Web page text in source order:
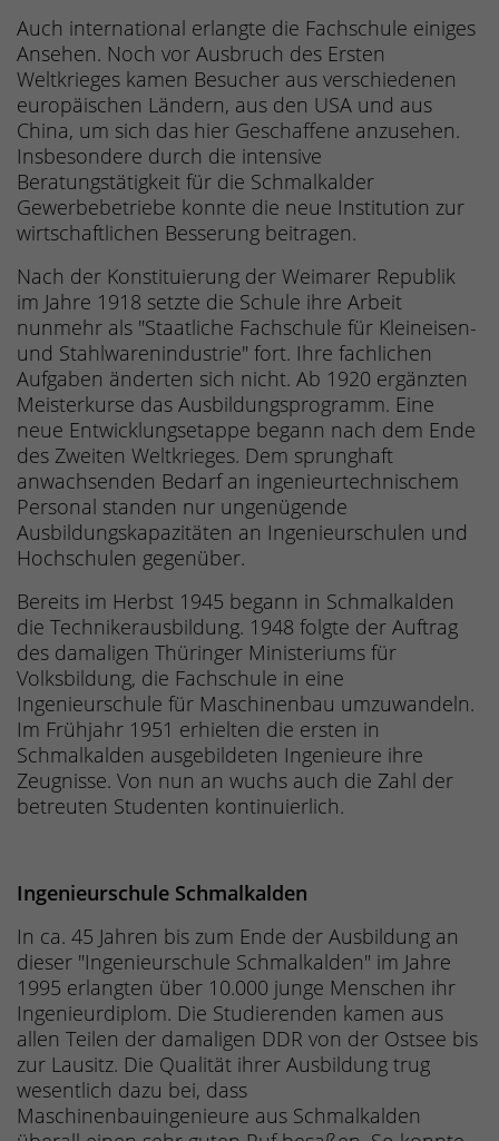
Auch international erlangte die Fachschule einiges
Ansehen. Noch vor Ausbruch des Ersten
Weltkrieges kamen Besucher aus verschiedenen
europäischen Ländern, aus den USA und aus
China, um sich das hier Geschaffene anzusehen.
Insbesondere durch die intensive
Beratungstätigkeit für die Schmalkalder
Gewerbebetriebe konnte die neue Institution zur
wirtschaftlichen Besserung beitragen.
Nach der Konstituierung der Weimarer Republik
im Jahre 1918 setzte die Schule ihre Arbeit
nunmehr als "Staatliche Fachschule für Kleineisen-
und Stahlwarenindustrie" fort. Ihre fachlichen
Aufgaben änderten sich nicht. Ab 1920 ergänzten
Meisterkurse das Ausbildungsprogramm. Eine
neue Entwicklungsetappe begann nach dem Ende
des Zweiten Weltkrieges. Dem sprunghaft
anwachsenden Bedarf an ingenieurtechnischem
Personal standen nur ungenügende
Ausbildungskapazitäten an Ingenieurschulen und
Hochschulen gegenüber.
Bereits im Herbst 1945 begann in Schmalkalden
die Technikerausbildung. 1948 folgte der Auftrag
des damaligen Thüringer Ministeriums für
Volksbildung, die Fachschule in eine
Ingenieurschule für Maschinenbau umzuwandeln.
Im Frühjahr 1951 erhielten die ersten in
Schmalkalden ausgebildeten Ingenieure ihre
Zeugnisse. Von nun an wuchs auch die Zahl der
betreuten Studenten kontinuierlich.
Ingenieurschule Schmalkalden
In ca. 45 Jahren bis zum Ende der Ausbildung an
dieser "Ingenieurschule Schmalkalden" im Jahre
1995 erlangten über 10.000 junge Menschen ihr
Ingenieurdiplom. Die Studierenden kamen aus
allen Teilen der damaligen DDR von der Ostsee bis
zur Lausitz. Die Qualität ihrer Ausbildung trug
wesentlich dazu bei, dass
Maschinenbauingenieure aus Schmalkalden